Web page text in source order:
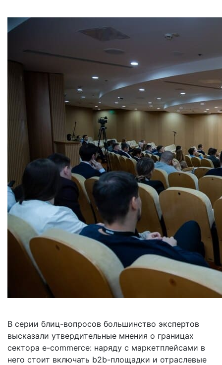
В серии блиц-вопросов большинство экспертов
высказали утвердительные мнения о границах
сектора e-commerce: наряду с маркетплейсами в
него стоит включать b2b-площадки и отраслевые